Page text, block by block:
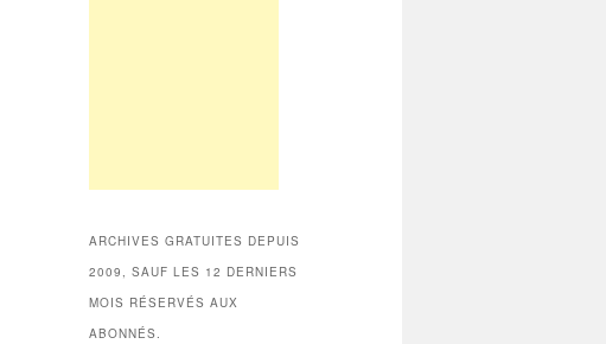
ARCHIVES GRATUITES DEPUIS
2009, SAUF LES 12 DERNIERS
MOIS RÉSERVÉS AUX
ABONNÉS.